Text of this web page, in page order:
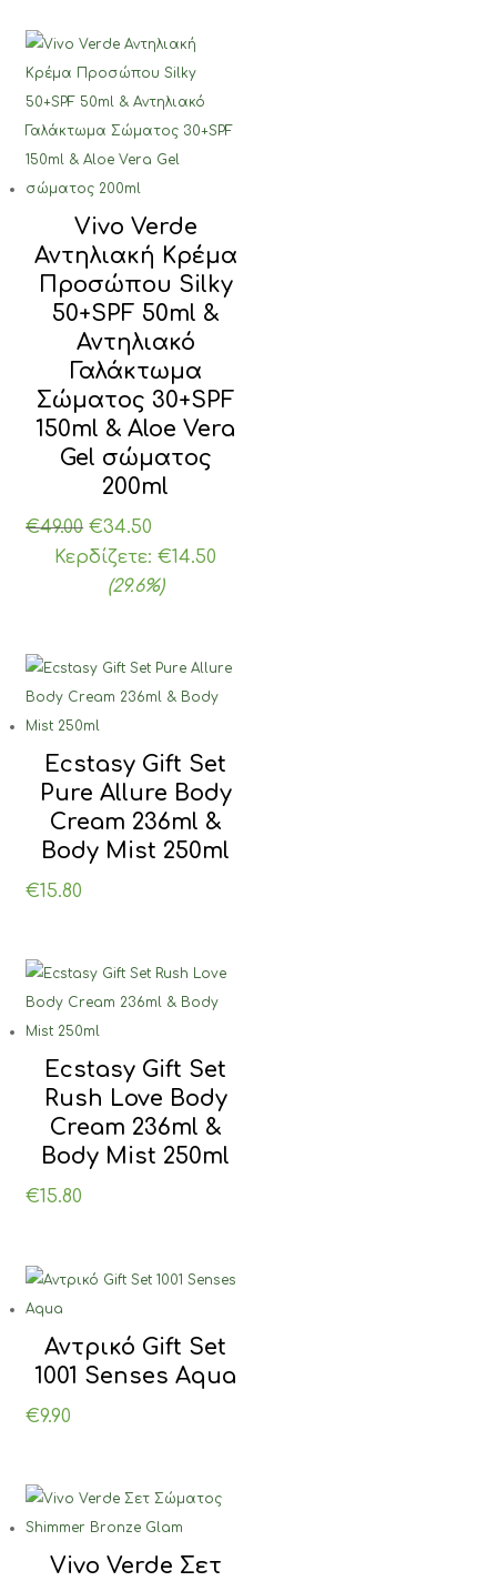
€20.00.
Vivo Verde
Αντηλιακή Κρέμα
Προσώπου Silky
50+SPF 50ml &
Αντηλιακό
Γαλάκτωμα
Σώματος 30+SPF
150ml & Aloe Vera
Gel σώματος
200ml
€49.00 Original
price
was:
€34.50
τρέχουσα
τιμή
Κερδίζετε:€14.50
(29.6%)
Ecstasy Gift Set
Pure Allure Body
Cream 236ml &
Body Mist 250ml
€15.80
Ecstasy Gift Set
Rush Love Body
Cream 236ml &
Body Mist 250ml
€15.80
Αντρικό Gift Set
1001 Senses Aqua
€9.90
Vivo Verde Σετ